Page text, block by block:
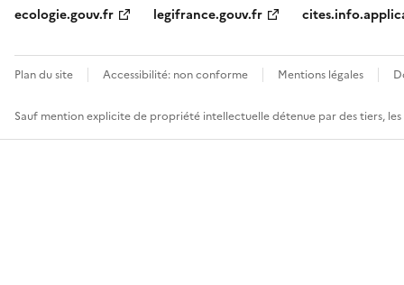
ecologie.gouv.fr
legifrance.gouv.fr
Plan du site Accessibilité: non conforme Mentions légales
Sauf mention explicite de propriété intellectuelle détenue par des tiers,